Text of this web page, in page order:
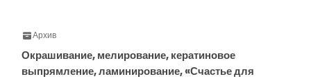
Архив
Окрашивание, мелирование, кератиновое
выпрямление, ламинирование, «Счастье для